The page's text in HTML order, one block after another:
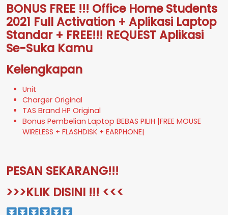
BONUS FREE !!! Office Home Students
2021 Full Activation + Aplikasi Laptop
Standar + FREE!!! REQUEST Aplikasi
Se-Suka Kamu
Kelengkapan
Unit
Charger Original
TAS Brand HP Original
Bonus Pembelian Laptop BEBAS PILIH |FREE MOUSE
WIRELESS + FLASHDISK + EARPHONE|
PESAN SEKARANG!!!
>>>KLIK DISINI !!! <<<